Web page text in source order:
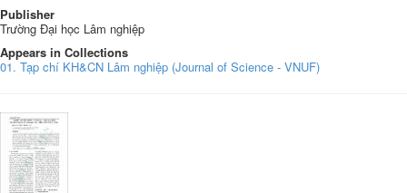
Publisher
Trường Đại học Lâm nghiệp
Appears in Collections
01. Tạp chí KH&CN Lâm nghiệp (Journal of Science - VNUF)